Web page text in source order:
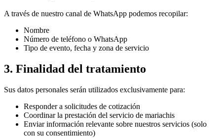
A través de nuestro canal de WhatsApp podemos recopilar:
Nombre
Número de teléfono o WhatsApp
Tipo de evento, fecha y zona de servicio
3. Finalidad del tratamiento
Sus datos personales serán utilizados exclusivamente para:
Responder a solicitudes de cotización
Coordinar la prestación del servicio de mariachis
Enviar información relevante sobre nuestros servicios (solo
con su consentimiento)